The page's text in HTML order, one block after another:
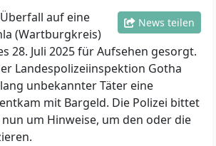
News teilen
auf eine
(Wartburgkreis)
28. Juli 2025 für Aufsehen gesorgt.
Landespolizeiinspektion Gotha
unbekannter Täter eine
mit Bargeld. Die Polizei bittet
um Hinweise, um den oder die